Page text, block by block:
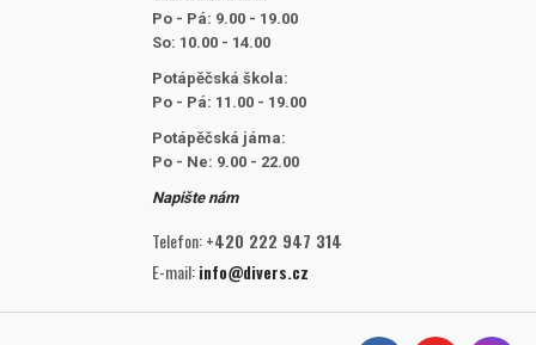
Po - Pá: 9.00 - 19.00
So: 10.00 - 14.00
Potápěčská škola:
Po - Pá: 11.00 - 19.00
Potápěčská jáma:
Po - Ne: 9.00 - 22.00
Napište nám
Telefon:+420 222 947 314
E-mail:info@divers.cz